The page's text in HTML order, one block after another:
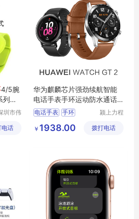
4/5腕
列定
圳市伟
限公司
电话
华为麒麟芯片强劲续航智能
电话手表手环运动防水通话
音乐华为gt2
电话手表 手环
手环运动防水
颍上力程
有限公司
￥ 1938.00 拨打电话